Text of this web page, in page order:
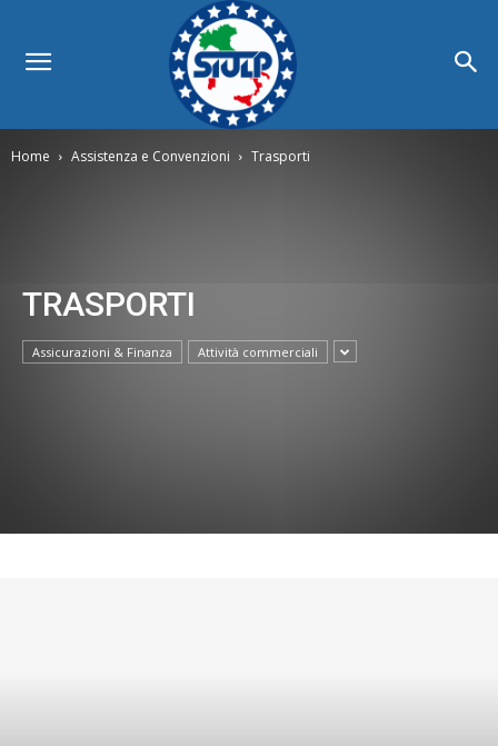
Home Assistenza e Convenzioni Trasporti
TRASPORTI
Assicurazioni & Finanza Attività commerciali